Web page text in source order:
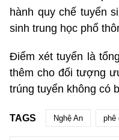
hành quy chế tuyển
sinh trung học phổ
Điểm xét tuyển là
thêm cho đối tượng
trúng tuyển không có
TAGS Nghệ An phê